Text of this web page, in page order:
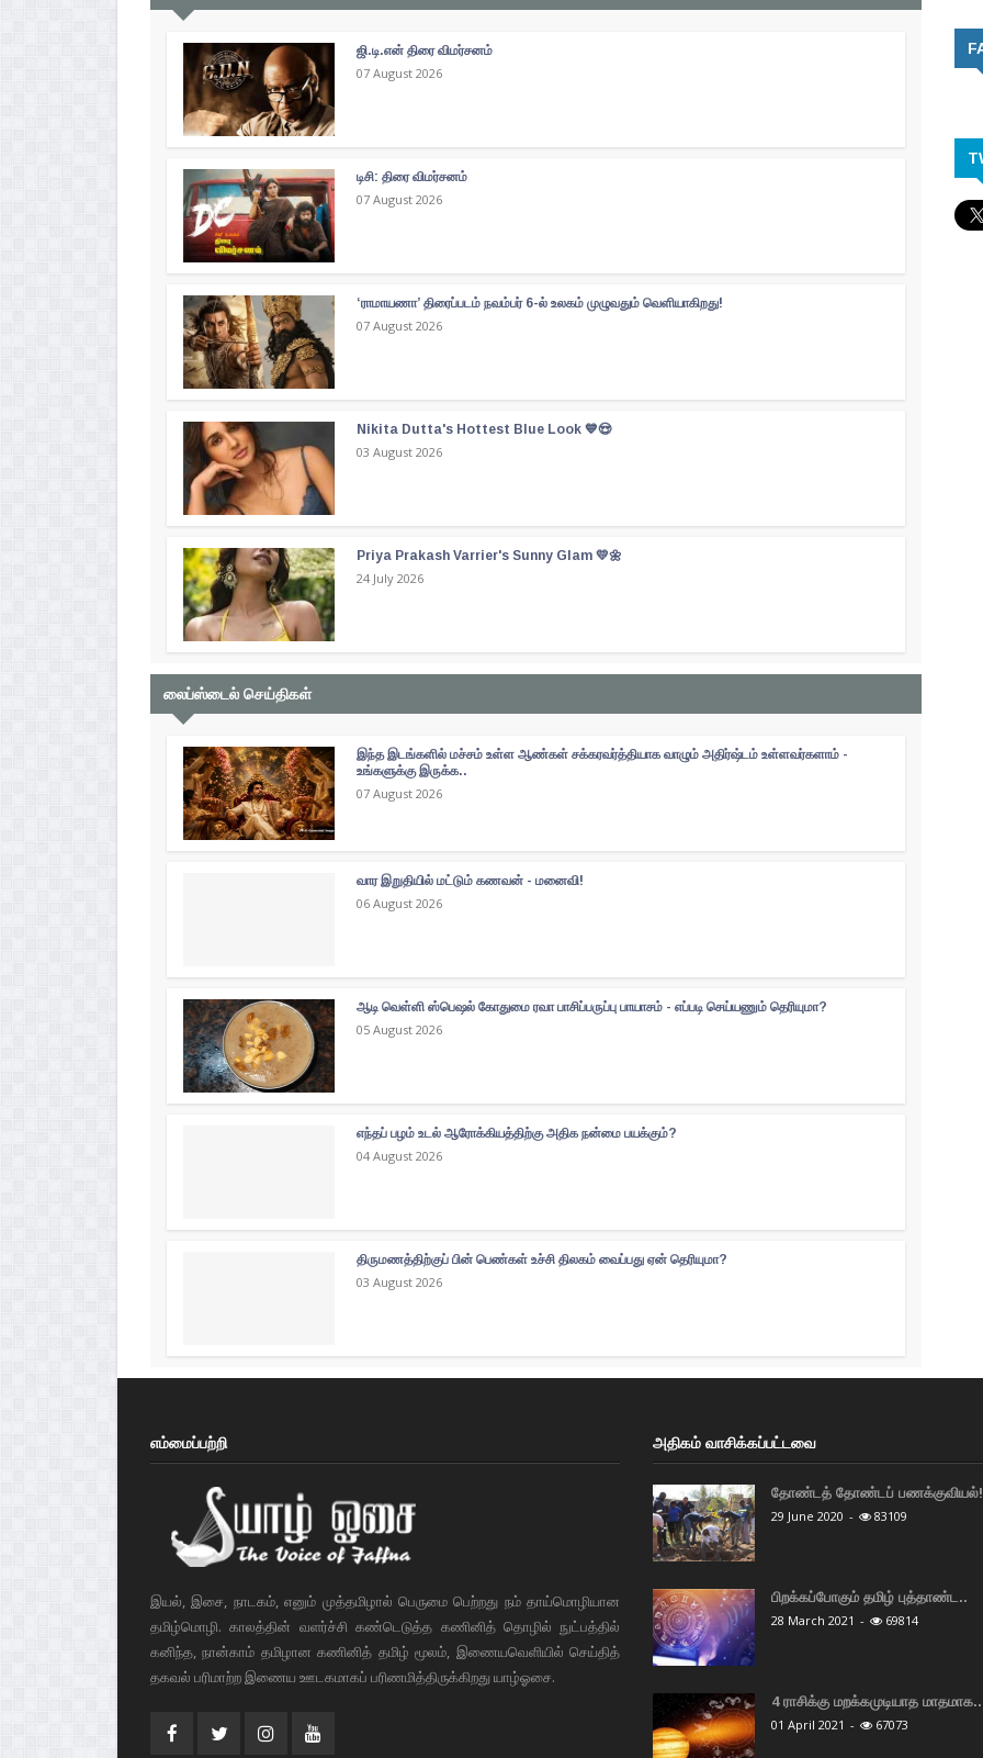
ஜி.டி.என் திரை விமர்சனம்
07 August 2026
டிசி: திரை விமர்சனம்
07 August 2026
‘ராமாயணா’ திரைப்படம் நவம்பர் 6-ல் உலகம் முழுவதும் வெளியாகிறது!
07 August 2026
Nikita Dutta's Hottest Blue Look 💙😍
03 August 2026
Priya Prakash Varrier's Sunny Glam 💛🌼
24 July 2026
லைப்ஸ்டைல் செய்திகள்
இந்த இடங்களில் மச்சம் உள்ள ஆண்கள் சக்கரவர்த்தியாக வாழும் அதிர்ஷ்டம் உள்ளவர்களாம் -
உங்களுக்கு இருக்க..
07 August 2026
வார இறுதியில் மட்டும் கணவன் - மனைவி!
06 August 2026
ஆடி வெள்ளி ஸ்பெஷல் கோதுமை ரவா பாசிப்பருப்பு பாயாசம் - எப்படி செய்யணும் தெரியுமா?
05 August 2026
எந்தப் பழம் உடல் ஆரோக்கியத்திற்கு அதிக நன்மை பயக்கும்?
04 August 2026
திருமணத்திற்குப் பின் பெண்கள் உச்சி திலகம் வைப்பது ஏன் தெரியுமா?
03 August 2026
எம்மைப்பற்றி
இயல், இசை, நாடகம், எனும் முத்தமிழால் பெருமை பெற்றது நம் தாய்மொழியான
தமிழ்மொழி. காலத்தின் வளர்ச்சி கண்டெடுத்த கணினித் தொழில் நுட்பத்தில்
கனிந்த, நான்காம் தமிழான கணினித் தமிழ் மூலம், இணையவெளியில் செய்தித்
தகவல் பரிமாற்ற இணைய ஊடகமாகப் பரிணமித்திருக்கிறது யாழ்ஓசை.
அதிகம் வாசிக்கப்பட்டவை
தோண்டத் தோண்டப் பணக்குவியல்!
29 June 2020 - 83109
பிறக்கப்போகும் தமிழ் புத்தாண்ட..
28 March 2021 - 69814
4 ராசிக்கு மறக்கமுடியாத மாதமாக..
01 April 2021 - 67073